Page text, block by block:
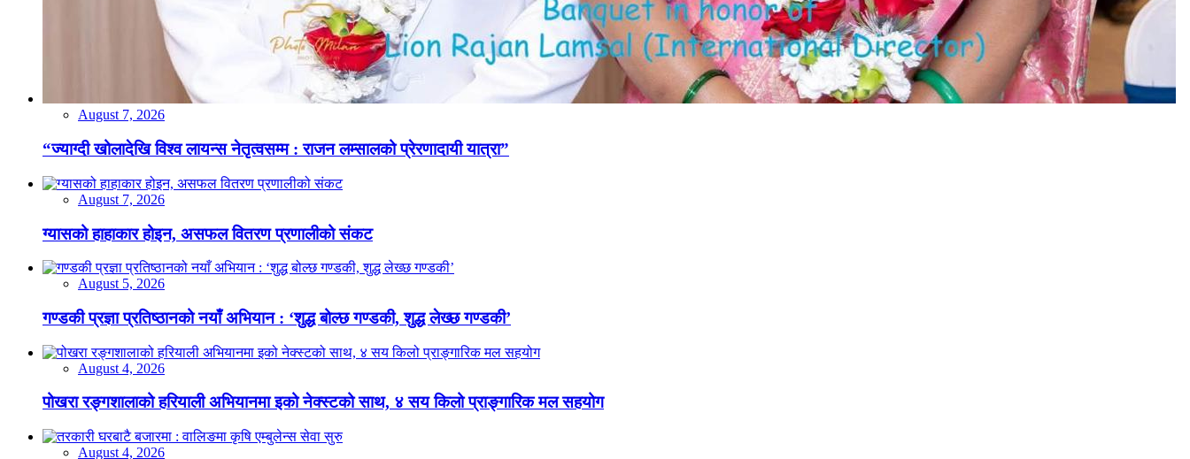
August 7, 2026
“ज्याग्दी खोलादेखि विश्व लायन्स नेतृत्वसम्म : राजन लम्सालको प्रेरणादायी यात्रा”
August 7, 2026
ग्यासको हाहाकार होइन, असफल वितरण प्रणालीको संकट
August 5, 2026
गण्डकी प्रज्ञा प्रतिष्ठानको नयाँ अभियान : ‘शुद्ध बोल्छ गण्डकी, शुद्ध लेख्छ गण्डकी’
August 4, 2026
पोखरा रङ्गशालाको हरियाली अभियानमा इको नेक्स्टको साथ, ४ सय किलो प्राङ्गारिक मल सहयोग
August 4, 2026